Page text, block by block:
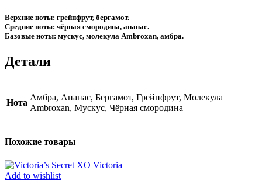
Верхние ноты: грейпфрут, бергамот.
Средние ноты: чёрная смородина, ананас.
Базовые ноты: мускус, молекула Ambroxan, амбра.
Детали
Нота
Амбра, Ананас, Бергамот, Грейпфрут, Молекула
Ambroxan, Мускус, Чёрная смородина
Похожие товары
Add to wishlist